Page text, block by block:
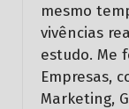
mesmo
vivências
estudo. Me
Empresas,
Marketing,